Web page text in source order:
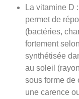
La vitamine D
permet de
(bactéries,
fortement
synthétisée
au soleil
sous forme de
une carence